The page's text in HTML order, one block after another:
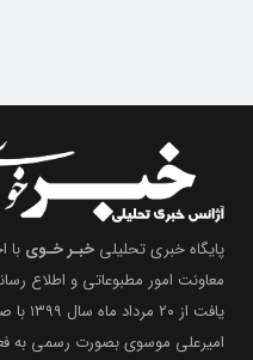
پایگاه خبری تحلیلی خبـر خـوی
معاونت امور مطبوعاتی و اطلاع
یافت
امیرعلی موسوی بصورت رسمی به